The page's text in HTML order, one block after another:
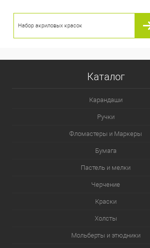
Набор акриловых красок
Каталог
Карандаши
Ручки
Фломастеры и Маркеры
Бумага
Пастель и мелки
Черчение
Краски
Холсты
Мольберты и этюдники